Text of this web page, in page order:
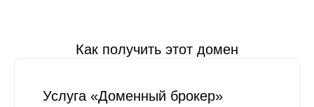
Как получить этот домен
Услуга «Доменный брокер»